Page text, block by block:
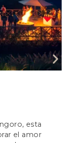
esta
el amor